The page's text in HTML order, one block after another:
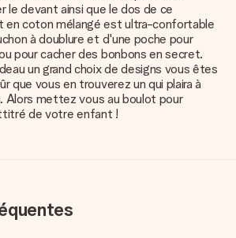
le devant ainsi que le dos de ce
coton mélangé est ultra-confortable
à doublure et d'une poche pour
pour cacher des bonbons en secret.
un grand choix de designs vous êtes
que vous en trouverez un qui plaira à
Alors mettez vous au boulot pour
de votre enfant !